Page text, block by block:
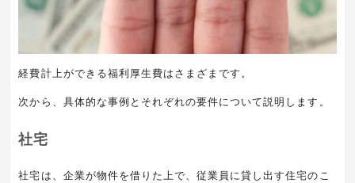
経費計上ができる福利厚生費はさまざまです。
次から、具体的な事例とそれぞれの要件について説明します。
社宅
社宅は、企業が物件を借りた上で、従業員に貸し出す住宅のこ